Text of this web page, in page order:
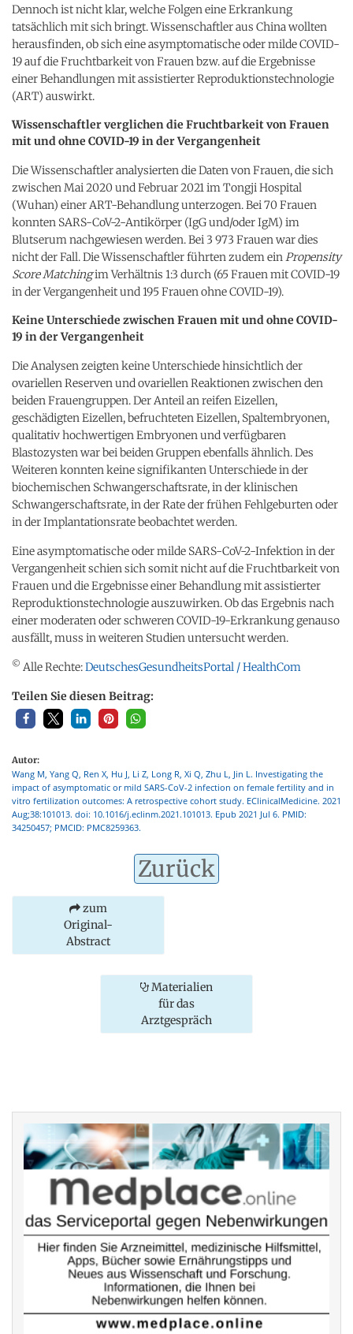
Dennoch ist nicht klar, welche Folgen eine Erkrankung
tatsächlich mit sich bringt. Wissenschaftler aus China wollten
herausfinden, ob sich eine asymptomatische oder milde COVID-
19 auf die Fruchtbarkeit von Frauen bzw. auf die Ergebnisse
einer Behandlungen mit assistierter Reproduktionstechnologie
(ART) auswirkt.
Wissenschaftler verglichen die Fruchtbarkeit von Frauen
mit und ohne COVID-19 in der Vergangenheit
Die Wissenschaftler analysierten die Daten von Frauen, die sich
zwischen Mai 2020 und Februar 2021 im Tongji Hospital
(Wuhan) einer ART-Behandlung unterzogen. Bei 70 Frauen
konnten SARS-CoV-2-Antikörper (IgG und/oder IgM) im
Blutserum nachgewiesen werden. Bei 3 973 Frauen war dies
nicht der Fall. Die Wissenschaftler führten zudem einPropensity
Score Matchingim Verhältnis 1:3 durch (65 Frauen mit COVID-19
in der Vergangenheit und 195 Frauen ohne COVID-19).
Keine Unterschiede zwischen Frauen mit und ohne COVID-
19 in der Vergangenheit
Die Analysen zeigten keine Unterschiede hinsichtlich der
ovariellen Reserven und ovariellen Reaktionen zwischen den
beiden Frauengruppen. Der Anteil an reifen Eizellen,
geschädigten Eizellen, befruchteten Eizellen, Spaltembryonen,
qualitativ hochwertigen Embryonen und verfügbaren
Blastozysten war bei beiden Gruppen ebenfalls ähnlich. Des
Weiteren konnten keine signifikanten Unterschiede in der
biochemischen Schwangerschaftsrate, in der klinischen
Schwangerschaftsrate, in der Rate der frühen Fehlgeburten oder
in der Implantationsrate beobachtet werden.
Eine asymptomatische oder milde SARS-CoV-2-Infektion in der
Vergangenheit schien sich somit nicht auf die Fruchtbarkeit von
Frauen und die Ergebnisse einer Behandlung mit assistierter
Reproduktionstechnologie auszuwirken. Ob das Ergebnis nach
einer moderaten oder schweren COVID-19-Erkrankung genauso
ausfällt, muss in weiteren Studien untersucht werden.
© Alle Rechte:DeutschesGesundheitsPortal / HealthCom
Teilen Sie diesen Beitrag:
Autor:
Wang M, Yang Q, Ren X, Hu J, Li Z, Long R, Xi Q, Zhu L, Jin L. Investigating the
impact of asymptomatic or mild SARS-CoV-2 infection on female fertility and in
vitro fertilization outcomes: A retrospective cohort study. EClinicalMedicine. 2021
Aug;38:101013. doi: 10.1016/j.eclinm.2021.101013. Epub 2021 Jul 6. PMID:
34250457; PMCID: PMC8259363.
Zurück
zum
Original-
Abstract
Materialien
für das
Arztgespräch